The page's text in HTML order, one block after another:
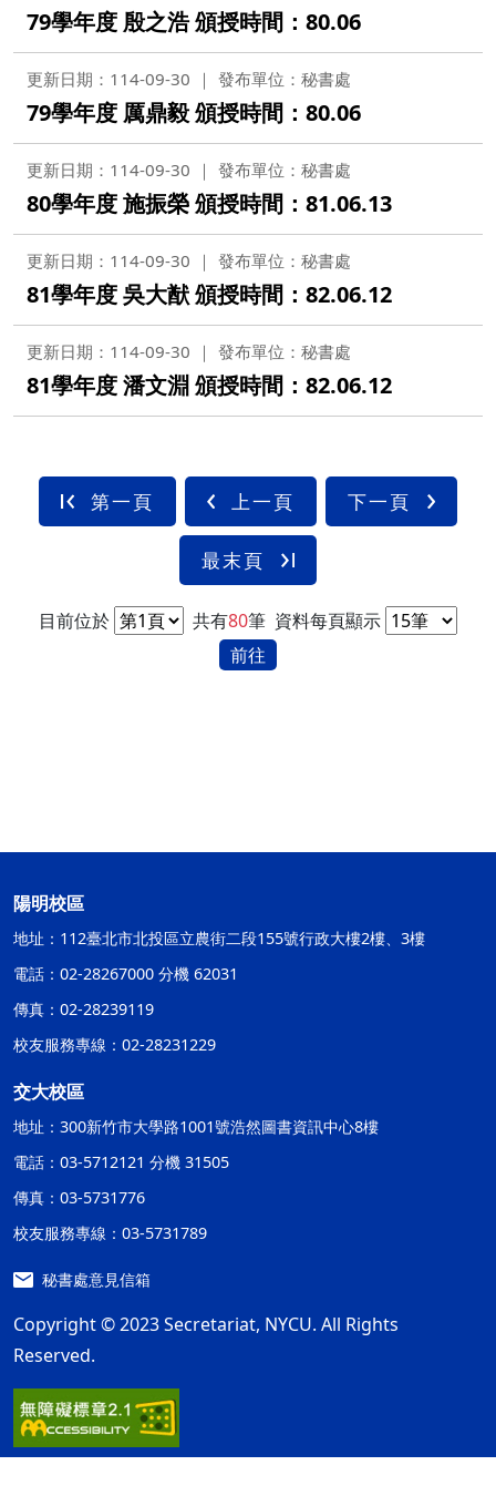
79學年度 殷之浩 頒授時間：80.06
更新日期：114-09-30 發布單位：秘書處
79學年度 厲鼎毅 頒授時間：80.06
更新日期：114-09-30 發布單位：秘書處
80學年度 施振榮 頒授時間：81.06.13
更新日期：114-09-30 發布單位：秘書處
81學年度 吳大猷 頒授時間：82.06.12
更新日期：114-09-30 發布單位：秘書處
81學年度 潘文淵 頒授時間：82.06.12
第一頁 上一頁 下一頁
最末頁
目前位於 共有80筆 資料每頁顯示
前往
陽明校區
地址：112臺北市北投區立農街二段155號行政大樓2樓、3樓
電話：02-28267000 分機 62031
傳真：02-28239119
校友服務專線：02-28231229
交大校區
地址：300新竹市大學路1001號浩然圖書資訊中心8樓
電話：03-5712121 分機 31505
傳真：03-5731776
校友服務專線：03-5731789
秘書處意見信箱
Copyright © 2023 Secretariat, NYCU. All Rights
Reserved.